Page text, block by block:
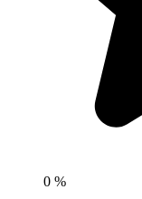
0 %